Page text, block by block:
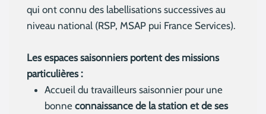
qui ont connu des labellisations successives au
niveau national (RSP, MSAP pui France Services).
Les espaces saisonniers portent des missions
particulières :
Accueil du travailleurs saisonnier pour une
bonne connaissance de la station et de ses